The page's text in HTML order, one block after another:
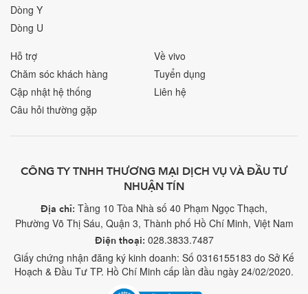
Dòng Y
Dòng U
Hỗ trợ
Chăm sóc khách hàng
Cập nhật hệ thống
Câu hỏi thường gặp
Về vivo
Tuyển dụng
Liên hệ
CÔNG TY TNHH THƯƠNG MẠI DỊCH VỤ VÀ ĐẦU TƯ
NHUẬN TÍN
Địa chỉ: Tầng 10 Tòa Nhà số 40 Phạm Ngọc Thạch,
Phường Võ Thị Sáu, Quận 3, Thành phố Hồ Chí Minh, Việt Nam
Điện thoại: 028.3833.7487
Giấy chứng nhận đăng ký kinh doanh: Số 0316155183 do Sở Kế
Hoạch & Đầu Tư TP. Hồ Chí Minh cấp lần đầu ngày 24/02/2020.